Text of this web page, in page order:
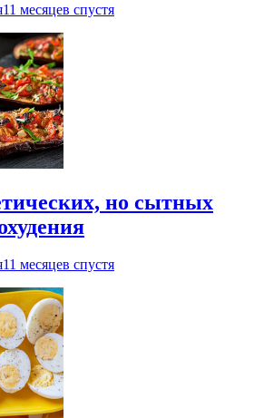
11 месяцев спустя
но сытных
11 месяцев спустя